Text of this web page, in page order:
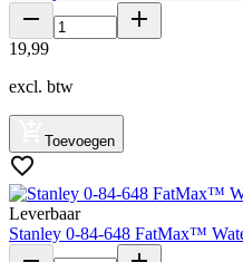
19,99
excl. btw
Toevoegen
Leverbaar
Stanley 0-84-648 FatMax™